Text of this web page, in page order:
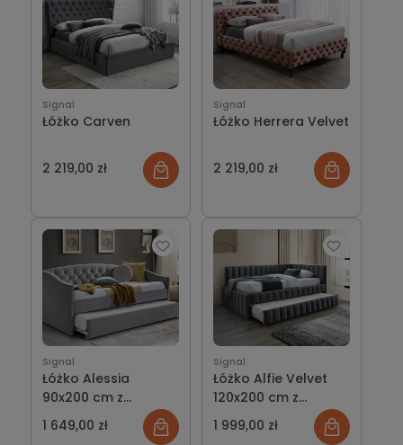
Signal
Łóżko Carven
2 219,00 zł
Signal
Łóżko Herrera Velvet
2 219,00 zł
Signal
Łóżko Alessia
90x200 cm z
dodatkowym
dolnym spaniem
1 649,00 zł
Signal
Łóżko Alfie Velvet
120x200 cm z
dodatkowym
dolnym spaniem
1 999,00 zł